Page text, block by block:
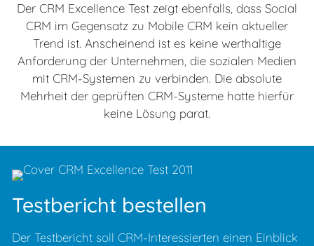
Der CRM Excellence Test zeigt ebenfalls, dass Social
CRM im Gegensatz zu Mobile CRM kein aktueller
Trend ist. Anscheinend ist es keine werthaltige
Anforderung der Unternehmen, die sozialen Medien
mit CRM-Systemen zu verbinden. Die absolute
Mehrheit der geprüften CRM-Systeme hatte hierfür
keine Lösung parat.
Testbericht bestellen
Der Testbericht soll CRM-Interessierten einen Einblick